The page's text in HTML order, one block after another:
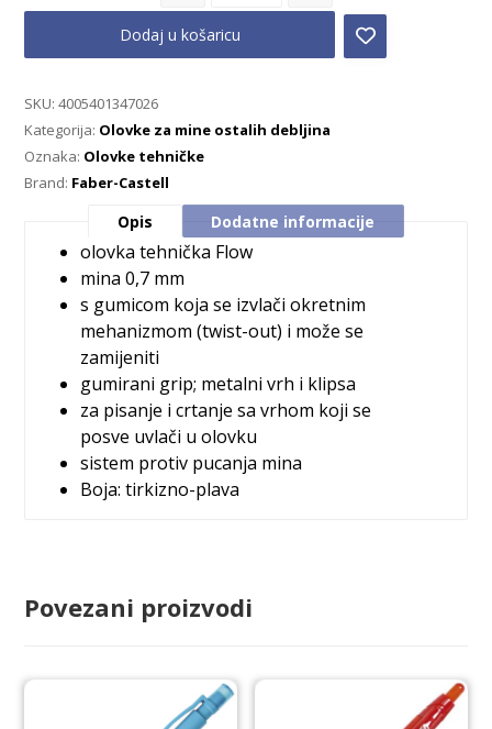
Dodaj u košaricu
SKU:4005401347026
Kategorija: Olovke za mine ostalih debljina
Oznaka: Olovke tehničke
Brand: Faber-Castell
Opis Dodatne informacije
olovka tehnička Flow
mina 0,7 mm
s gumicom koja se izvlači okretnim
mehanizmom (twist-out) i može se
zamijeniti
gumirani grip; metalni vrh i klipsa
za pisanje i crtanje sa vrhom koji se
posve uvlači u olovku
sistem protiv pucanja mina
Boja: tirkizno-plava
Povezani proizvodi